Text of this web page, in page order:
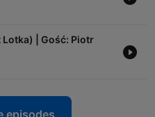
| Gość: Piotr